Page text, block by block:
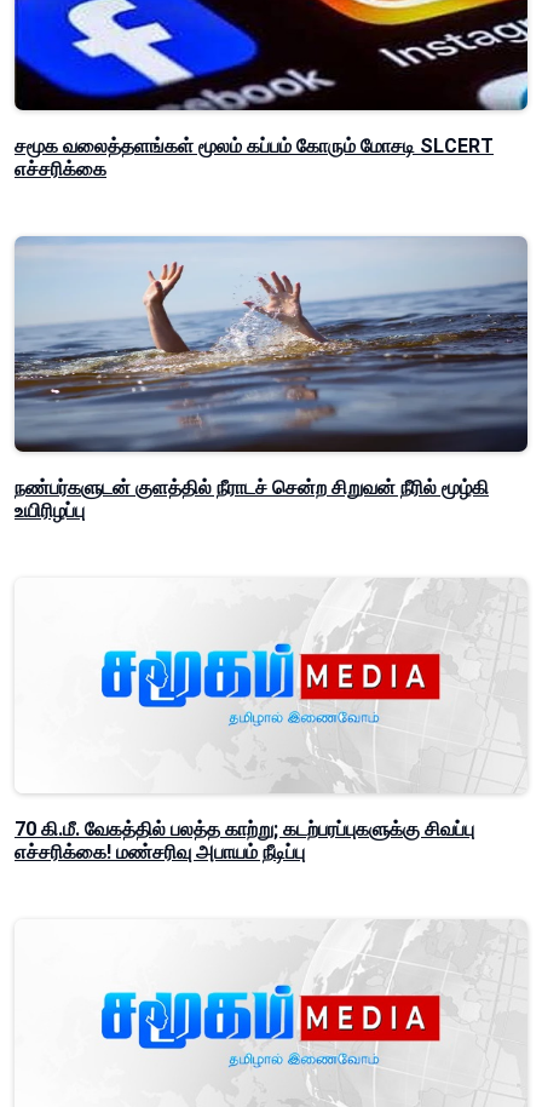
சமூக வலைத்தளங்கள் மூலம் கப்பம் கோரும் மோசடி SLCERT
எச்சரிக்கை
நண்பர்களுடன் குளத்தில் நீராடச் சென்ற சிறுவன் நீரில் மூழ்கி
உயிரிழப்பு
70 கி.மீ. வேகத்தில் பலத்த காற்று; கடற்பரப்புகளுக்கு சிவப்பு
எச்சரிக்கை! மண்சரிவு அபாயம் நீடிப்பு